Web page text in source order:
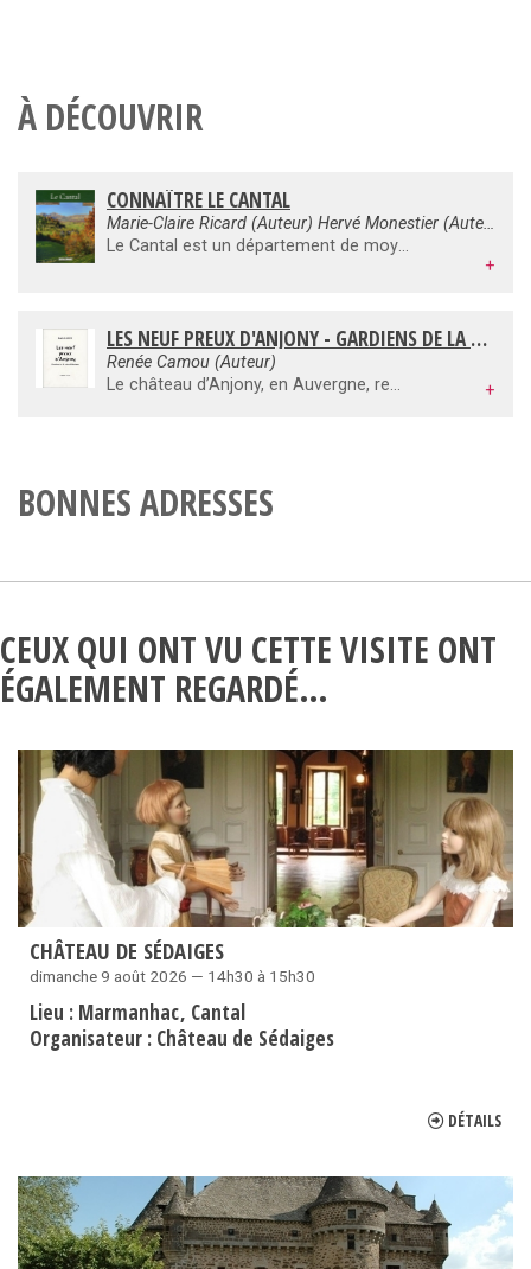
À DÉCOUVRIR
CONNAÎTRE LE CANTAL
Marie-Claire Ricard (Auteur) Hervé Monestier (Auteur)
Le Cantal est un département de moyenne montagne, déjà orienté vers le Sud. Son point culminant, le plomb du Cantal, s'élève à 1 858 mètres. Des paysages à couper le souffle, des points de vue, des randonnées, des villages préservés : le visiteur n'est jamais déçu. Le patrimoine culturel revêt de multiples facettes : la forte influence de l'art roman, les nombreux châteaux en parfait état de conservation, le festival international du théâtre de rue d'Aurillac, une gastronomie riche en traditions (charcuteries, salaisons, plats cuisinés, viandes de Salers, biscuits, fromages...). Marie-Claire Ricard, historienne de l'art, est originaire de Clermont-Ferrand. Elle a écrit de nombreux ouvrages sur sa région et a récemment publié aux Editions Sud Ouest Les plus beaux villages d'Auvergne.
+
LES NEUF PREUX D'ANJONY - GARDIENS DE LA VOIE ALCHIMIQUE
Renée Camou (Auteur)
Le château d’Anjony, en Auvergne, recelle dans sa salle haute neuf panneaux du XVIème siècle dont chacun représente la figure équestre d’un Preux. Renée Camou décode pour nous le symbolisme foisonnant et hétéroclite de ces tableaux dont le message est pourtant bien lisible pour les initiés : ils sont les gardiens de la voie alchimique.
+
BONNES ADRESSES
CEUX QUI ONT VU CETTE VISITE ONT
ÉGALEMENT REGARDÉ…
CHÂTEAU DE SÉDAIGES
dimanche 9 août 2026 — 14h30 à 15h30
Lieu : Marmanhac Cantal
Organisateur : Château de Sédaiges
DÉTAILS